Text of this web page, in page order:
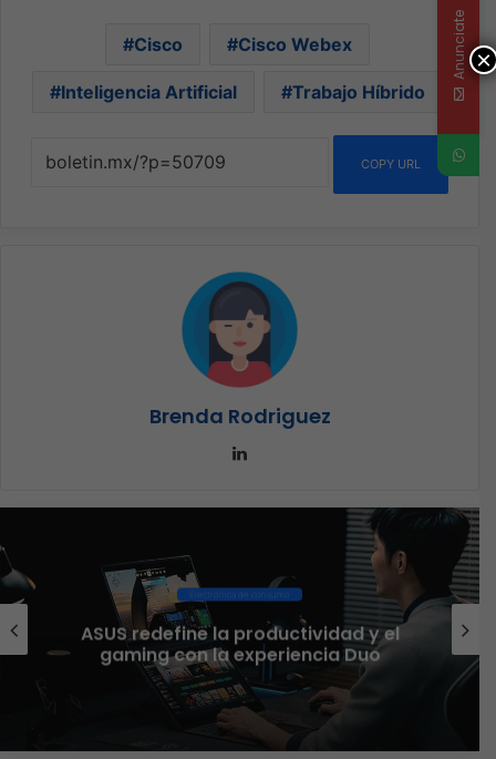
Cisco Cisco Webex
Inteligencia Artificial Trabajo Híbrido
COPY URL
Brenda Rodriguez
Ciberseguridad
El 73% de las empresas en LATAM
aseguran que el phishing sigue
funcionando
×
Anunciate